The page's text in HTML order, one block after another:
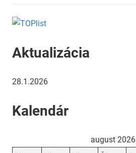
Aktualizácia
28.1.2026
Kalendár
august 2026